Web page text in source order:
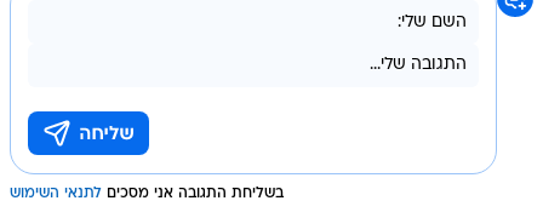
בשליחת התגובה אני מסכים לתנאי השימוש